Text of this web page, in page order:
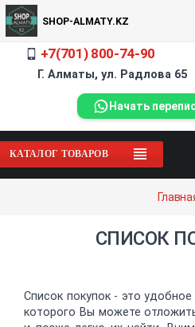
SHOP-ALMATY.KZ
+7(701) 800-74-90
Г. Алматы, ул. Радлова
Начать
КАТАЛОГ ТОВАРОВ
СПИСОК
Список покупок - это
которого Вы можете